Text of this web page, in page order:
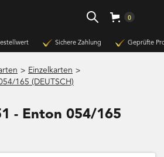
0
Sichere Zahlung Geprüfte
> Einzelkarten >
165 (DEUTSCH)
- Enton 054/165